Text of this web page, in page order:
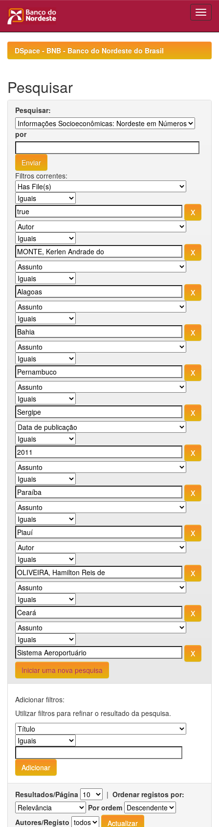
navigationDSpace - BNB - Banco do Nordeste do Brasil
Pesquisar
Pesquisar:
por
Filtros correntes:
Iniciar uma nova pesquisa
Adicionar filtros:
Utilizar filtros para refinar o resultado da pesquisa.
Resultados/Página | Ordenar registos por:
Por ordem
Autores/Registo